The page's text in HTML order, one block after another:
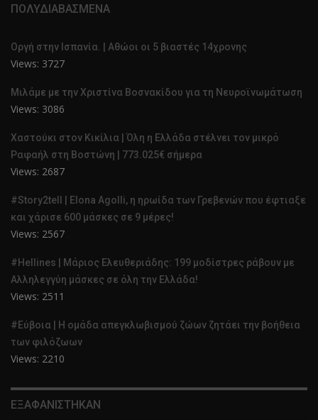
ΠΟΛΥΔΙΑΒΑΣΜΕΝΑ
Οργή στην Ισπανία. | Αθώοι οι 5 βιαστές 14χρονης
Views: 3727
Μιλάμε με την Χριστίνα Βοσνακίδου για τη Νευροϊνωμάτωση
Views: 3086
Χαστούκι στον Κικίλια | Όλη η Ελλάδα στέλνει τον μικρό
Ραφαήλ στη Βοστώνη | 773.025€ σήμερα
Views: 2687
#Story2tell | Elona Agolli, η ηρωίδα των Γρεβενών που έφτιαξε
και χάρισε 600 μάσκες σε 9 μέρες!
Views: 2567
#Hellines | Μάριος Ελευθεριάδης: 199 μοδίστρες ράβουν με
Αλληλεγγύη μάσκες σε όλη την Ελλάδα!
Views: 2511
#Εύβοια | Η ομάδα απεγκλωβισμού ζώων ζητάει την βοήθεια
των φιλόζωων
Views: 2210
ΕΞΑΦΑΝΙΣΤΗΚΑΝ